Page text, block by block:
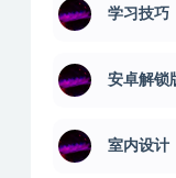
学习技巧
安卓解锁
室内设计